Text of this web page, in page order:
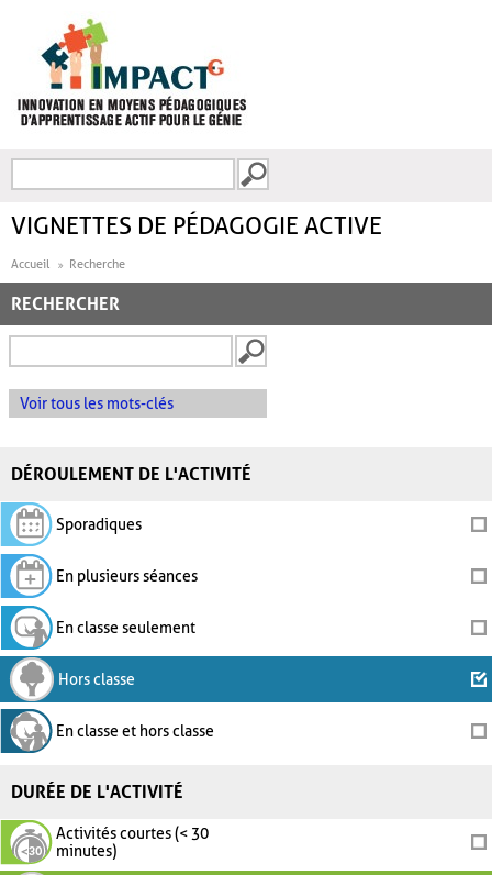
FORMULAIRE DE
VIGNETTES DE PÉDAGOGIE ACTIVE
Accueil Recherche
RECHERCHER
Voir tous les mots-clés
DÉROULEMENT DE L'ACTIVITÉ
Sporadiques
En plusieurs séances
En classe seulement
Hors classe
En classe et hors classe
DURÉE DE L'ACTIVITÉ
Activités courtes (< 30
minutes)